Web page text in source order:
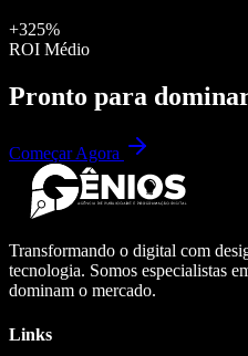
+325%
ROI Médio
Pronto para
Começar Agora
Transformando o digital com
tecnologia. Somos especialistas
dominam o mercado.
Links